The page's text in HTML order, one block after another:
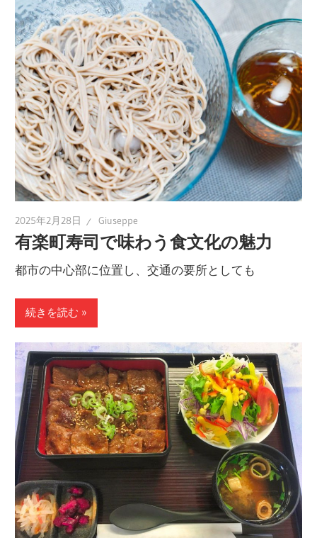
2025年2月28日 Giuseppe
有楽町寿司で味わう食文化の魅力
都市の中心部に位置し、交通の要所としても
続きを読む